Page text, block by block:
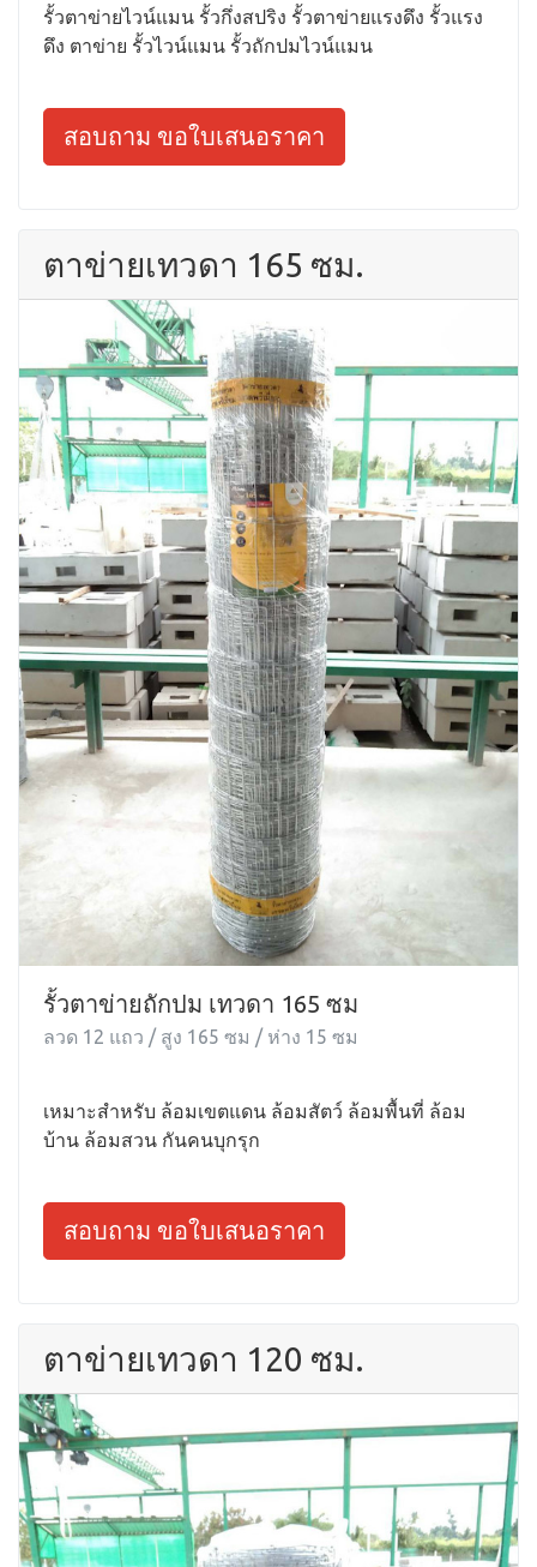
รั้วตาข่ายไวน์แมน รั้วกึ่งสปริง รั้วตาข่ายแรงดึง รั้วแรง
ดึง ตาข่าย รั้วไวน์แมน รั้วถักปมไวน์แมน
สอบถาม ขอใบเสนอราคา
ตาข่ายเทวดา 165 ซม.
รั้วตาข่ายถักปม เทวดา 165 ซม
ลวด 12 แถว / สูง 165 ซม / ห่าง 15 ซม
เหมาะสำหรับ ล้อมเขตแดน ล้อมสัตว์ ล้อมพื้นที่ ล้อม
บ้าน ล้อมสวน กันคนบุกรุก
สอบถาม ขอใบเสนอราคา
ตาข่ายเทวดา 120 ซม.